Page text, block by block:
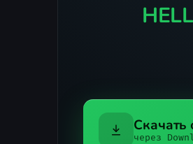
через